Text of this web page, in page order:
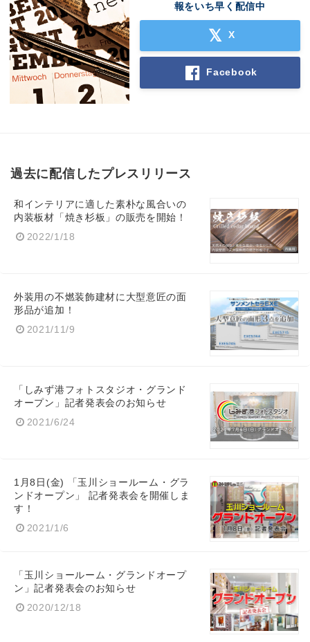
報をいち早く配信中
X
Facebook
過去に配信したプレスリリース
和インテリアに適した素朴な風合いの
内装板材「焼き杉板」の販売を開始！
2022/1/18
外装用の不燃装飾建材に大型意匠の面
形品が追加！
2021/11/9
「しみず港フォトスタジオ・グランド
オープン」記者発表会のお知らせ
2021/6/24
1月8日(金) 「玉川ショールーム・グラ
ンドオープン」 記者発表会を開催しま
す！
2021/1/6
「玉川ショールーム・グランドオープ
ン」記者発表会のお知らせ
2020/12/18